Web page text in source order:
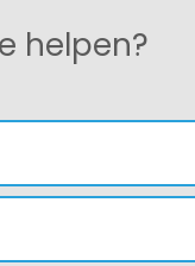
helpen?